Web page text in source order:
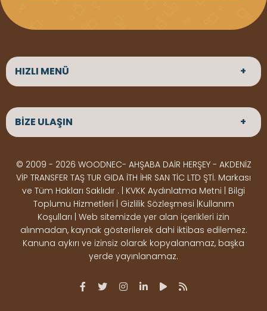
HIZLI MENÜ
ANASAYFA
HAKKIMIZDA
ÜRÜNLER
Çeşitlerimiz
Çeşitlerimiz
Kereste
Çeşitlerimiz
Ahşap
Pergole
Ürünler
Deck Montaj
Ahşap
Dekorasyon
OSB,
BİZE ULAŞIN
BİZE ULAŞIN
Altınkale mah Osmangazi cad. no 355 Döşemealtı
Antalya
ÇALIŞMA SAATLERİ
Hafta içi : Haftaiçi 09:00 - 18:00
Hafta sonu : Cumartesi 10:00 - 15:00
İLETİŞİM
© 2009 - 2026 WOODNEC- AHŞABA DAİR HERŞEY - AKDENİZ
VİP TRANSFER TAŞ TUR GIDA İTH İHR SAN TİC LTD ŞTİ. Markası
ve Tüm Hakları Saklıdır . | KVKK Aydınlatma Metni | Bilgi
Toplumu Hizmetleri | Gizlilik Sözleşmesi |Kullanım
Koşulları | Web sitemizde yer alan içerikleri izin
alınmadan, kaynak gösterilerek dahi iktibas edilemez.
Kanuna aykırı ve izinsiz olarak kopyalanamaz, başka
yerde yayınlanamaz.